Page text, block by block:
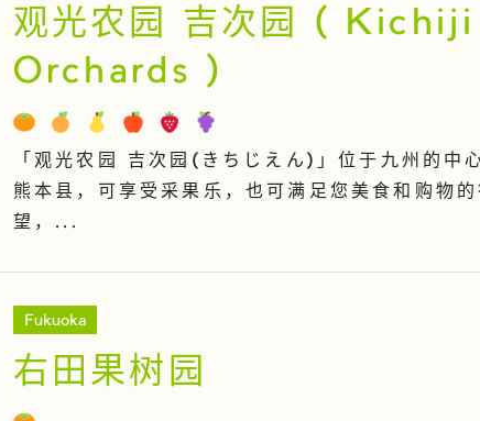
观光农园 吉次园 ( Kichiji
Orchards )
「观光农园 吉次园(きちじえん)」位于九州的中
熊本县，可享受采果乐，也可满足您美食和购物
望，...
Fukuoka
右田果树园